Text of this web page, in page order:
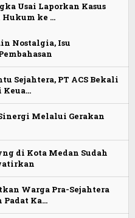
Usai Laporkan Kasus
ke …
Nostalgia, Isu
Sejahtera, PT ACS Bekali
Keua…
Melalui Gerakan
di Kota Medan Sudah
Warga Pra-Sejahtera
Ka…